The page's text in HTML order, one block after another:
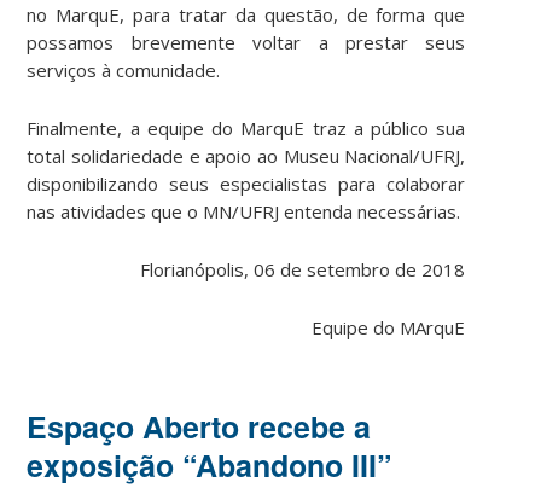
no MarquE, para tratar da questão, de forma que
possamos brevemente voltar a prestar seus
serviços à comunidade.
Finalmente, a equipe do MarquE traz a público sua
total solidariedade e apoio ao Museu Nacional/UFRJ,
disponibilizando seus especialistas para colaborar
nas atividades que o MN/UFRJ entenda necessárias.
Florianópolis, 06 de setembro de 2018
Equipe do MArquE
Espaço Aberto recebe a
exposição “Abandono III”